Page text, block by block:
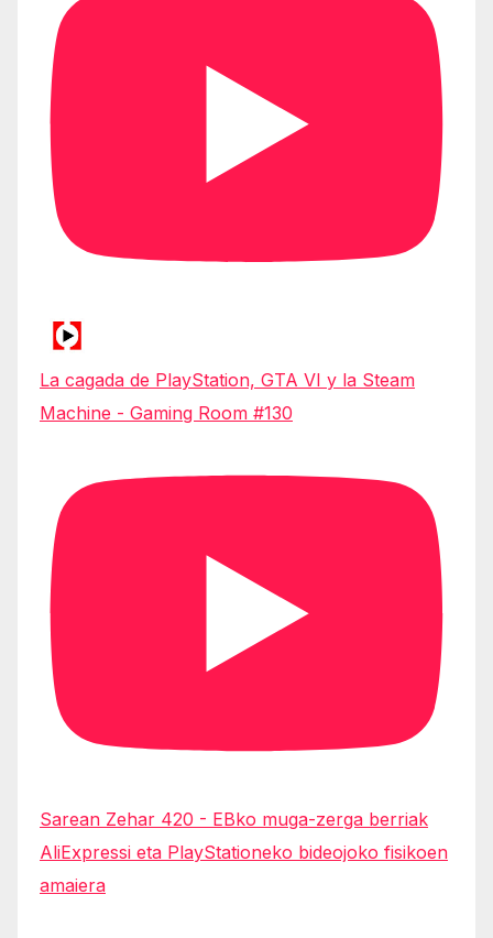
La cagada de PlayStation, GTA VI y la Steam
Machine - Gaming Room #130
Sarean Zehar 420 - EBko muga-zerga berriak
AliExpressi eta PlayStationeko bideojoko fisikoen
amaiera